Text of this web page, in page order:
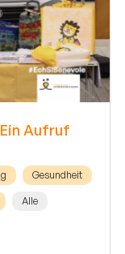
Aufruf
Gesundheit
Alle